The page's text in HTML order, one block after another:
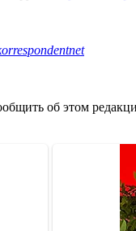
об этом